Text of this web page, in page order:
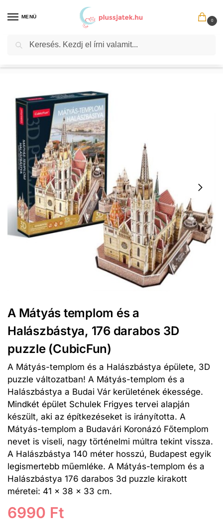
MENÜ
0
A Mátyás templom és a
Halászbástya, 176 darabos 3D
puzzle (CubicFun)
A Mátyás-templom és a Halászbástya épülete, 3D
puzzle változatban! A Mátyás-templom és a
Halászbástya a Budai Vár kerületének ékessége.
Mindkét épület Schulek Frigyes tervei alapján
készült, aki az építkezéseket is irányította. A
Mátyás-templom a Budavári Koronázó Főtemplom
nevet is viseli, nagy történelmi múltra tekint vissza.
A Halászbástya 140 méter hosszú, Budapest egyik
legismertebb műemléke. A Mátyás-templom és a
Halászbástya 176 darabos 3d puzzle kirakott
méretei: 41 x 38 x 33 cm.
6990 Ft